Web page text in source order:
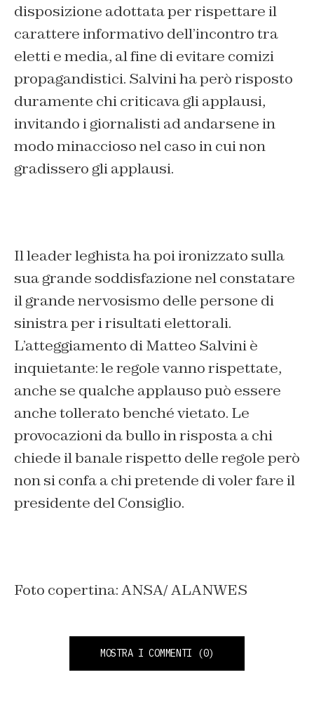
disposizione adottata per rispettare il
carattere informativo dell’incontro tra
eletti e media, al fine di evitare comizi
propagandistici. Salvini ha però risposto
duramente chi criticava gli applausi,
invitando i giornalisti ad andarsene in
modo minaccioso nel caso in cui non
gradissero gli applausi.
Il leader leghista ha poi ironizzato sulla
sua grande soddisfazione nel constatare
il grande nervosismo delle persone di
sinistra per i risultati elettorali.
L’atteggiamento di Matteo Salvini è
inquietante: le regole vanno rispettate,
anche se qualche applauso può essere
anche tollerato benché vietato. Le
provocazioni da bullo in risposta a chi
chiede il banale rispetto delle regole però
non si confa a chi pretende di voler fare il
presidente del Consiglio.
Foto copertina: ANSA/ ALANWES
MOSTRA I COMMENTI (0)